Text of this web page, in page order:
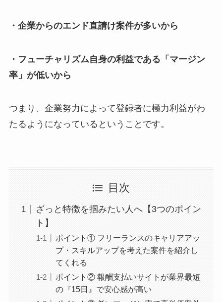
・企業からのエンド直請け案件が多いから
・フューチャリズム自身の利益である「マージン
率」が低いから
つまり、企業努力によって登録者に極力利益がわ
たるようになっているということです。
目次
ざっと特徴を掴みたい人へ【3つのポイン
ト】
ポイント① フリーランスのキャリアアッ
プ・スキルアップを考えた案件を紹介し
てくれる
ポイント② 報酬支払いサイトが業界最短
の『15日』で安心感が高い